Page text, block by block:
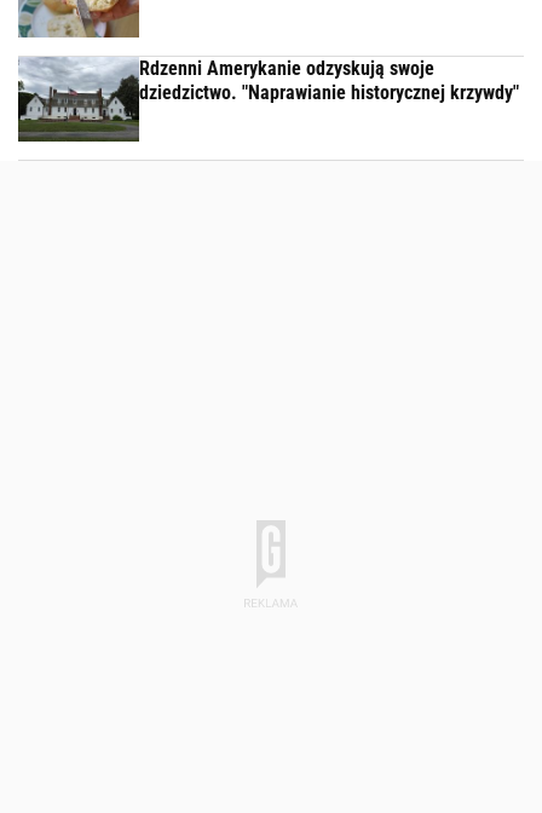
Rdzenni Amerykanie odzyskują swoje
dziedzictwo. "Naprawianie historycznej krzywdy"